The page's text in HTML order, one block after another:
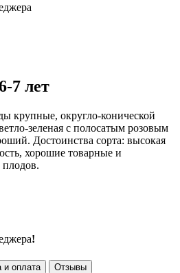
7 лет
крупные, округло-конической
зеленая с полосатым розовым
Достоинства сорта: высокая
хорошие товарные и
плодов.
!
и оплата Отзывы